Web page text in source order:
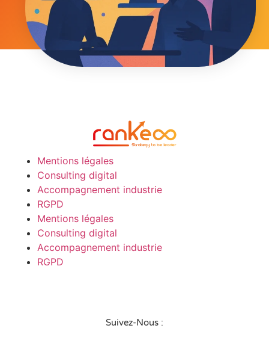
Mentions légales
Consulting digital
Accompagnement industrie
RGPD
Mentions légales
Consulting digital
Accompagnement industrie
RGPD
Suivez-Nous :